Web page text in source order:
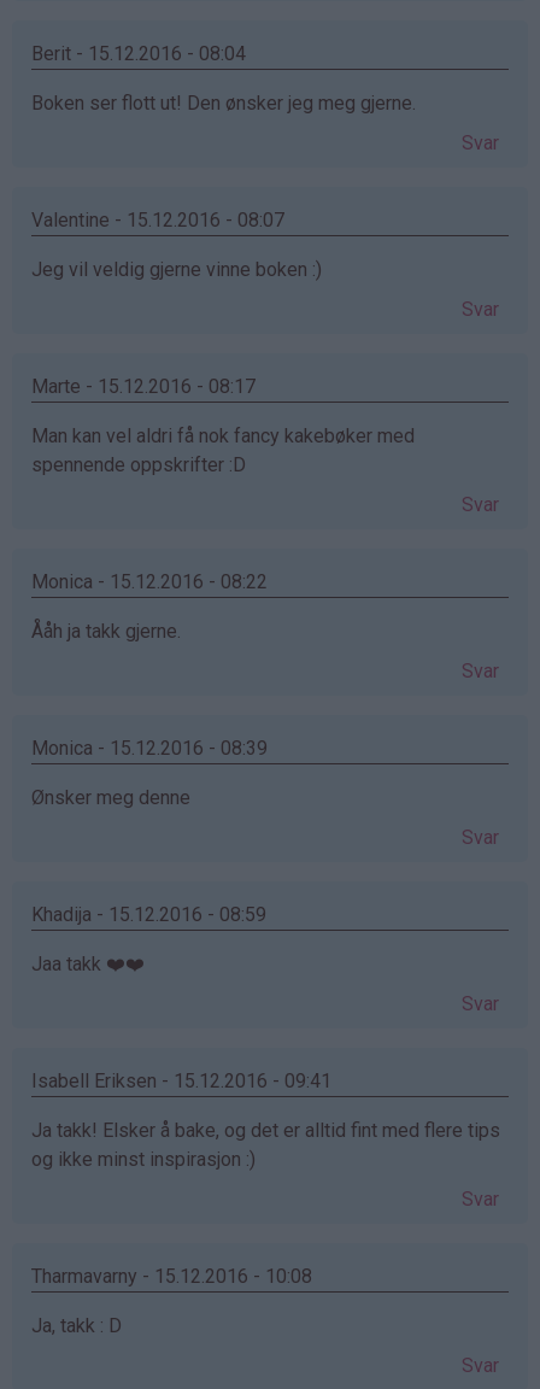
Berit - 15.12.2016 - 08:04
Boken ser flott ut! Den ønsker jeg meg gjerne.
Svar
Valentine - 15.12.2016 - 08:07
Jeg vil veldig gjerne vinne boken :)
Svar
Marte - 15.12.2016 - 08:17
Man kan vel aldri få nok fancy kakebøker med
spennende oppskrifter :D
Svar
Monica - 15.12.2016 - 08:22
Ååh ja takk gjerne.
Svar
Monica - 15.12.2016 - 08:39
Ønsker meg denne
Svar
Khadija - 15.12.2016 - 08:59
Jaa takk ❤️❤️
Svar
Isabell Eriksen - 15.12.2016 - 09:41
Ja takk! Elsker å bake, og det er alltid fint med flere tips
og ikke minst inspirasjon :)
Svar
Tharmavarny - 15.12.2016 - 10:08
Ja, takk : D
Svar